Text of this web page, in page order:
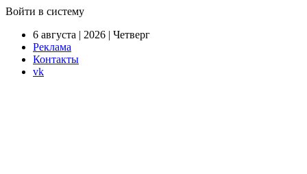
Войти в систему
6 августа | 2026 | Четверг
Реклама
Контакты
vk